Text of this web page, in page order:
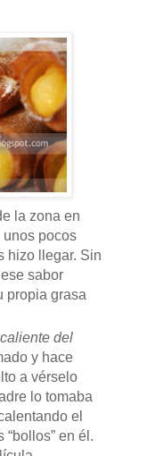
la zona en
pocos
hizo llegar. Sin
sabor
propia grasa
del
y hace
a vérselo
lo tomaba
el
en él.